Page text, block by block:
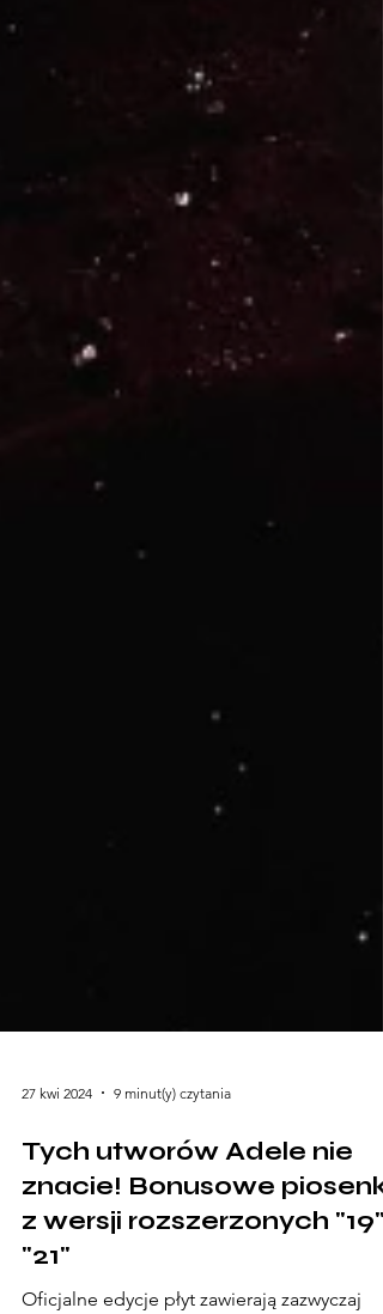
27 kwi 2024 9 minut(y) czytania
Tych utworów Adele nie
znacie! Bonusowe piosenki
z wersji rozszerzonych "19" i